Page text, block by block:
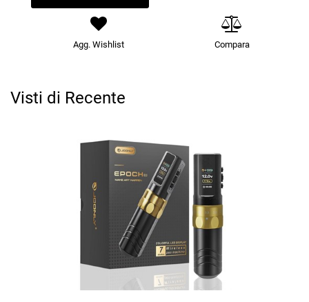
Agg. Wishlist Compara
Visti di Recente